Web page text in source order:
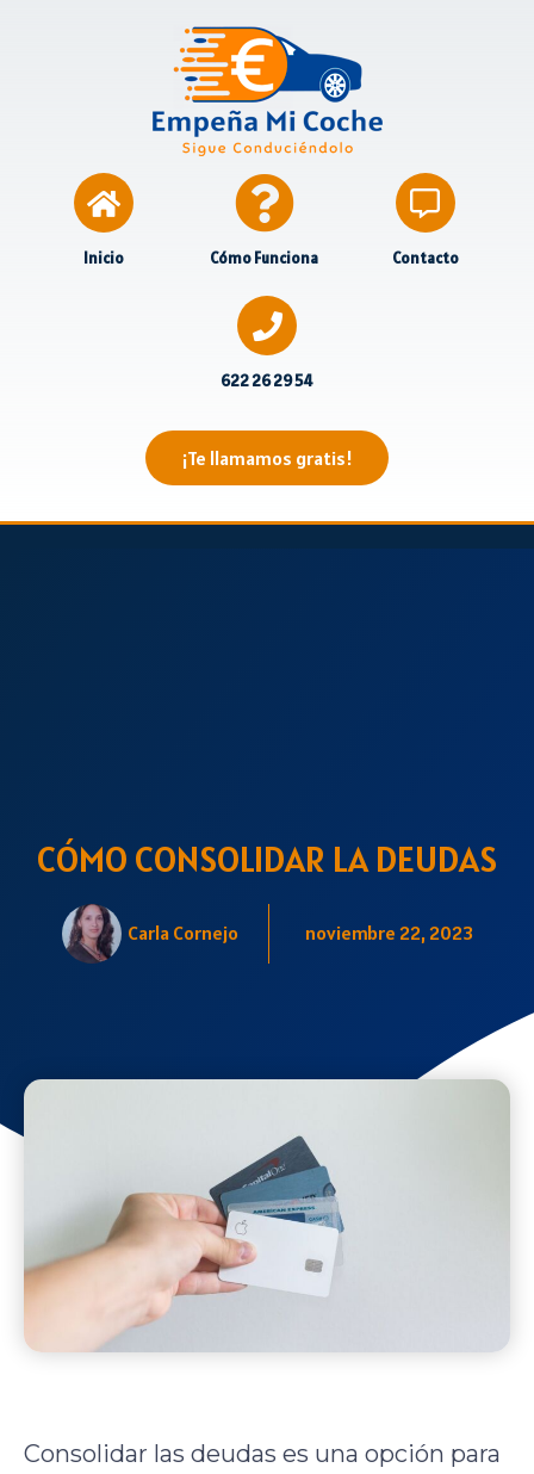
Inicio Cómo Funciona Contacto
622 26 29 54
¡Te llamamos gratis!
CÓMO CONSOLIDAR LA DEUDAS
Carla Cornejo noviembre 22, 2023
Consolidar las deudas es una opción para